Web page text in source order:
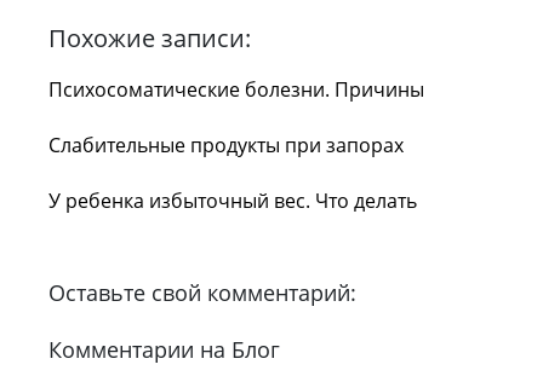
Похожие записи:
Психосоматические болезни. Причины
Слабительные продукты при запорах
У ребенка избыточный вес. Что делать
Оставьте свой комментарий:
Комментарии на Блог